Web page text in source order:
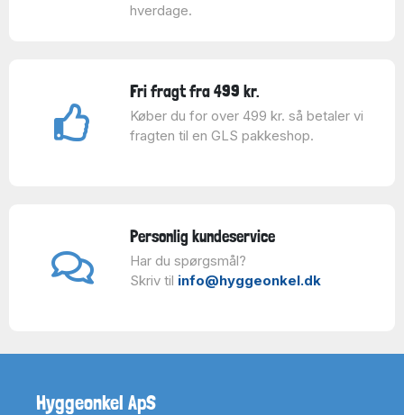
hverdage.
Fri fragt fra 499 kr.
Køber du for over 499 kr. så betaler vi
fragten til en GLS pakkeshop.
Personlig kundeservice
Har du spørgsmål?
Skriv til info@hyggeonkel.dk
Hyggeonkel ApS